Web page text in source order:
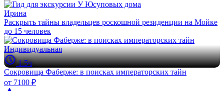
Ирина
Раскрыть тайны владельцев роскошной резиденции на Мойке
до 15 человек
Индивидуальная
1.5ч
Сокровища Фаберже: в поисках императорских тайн
от 7100 ₽